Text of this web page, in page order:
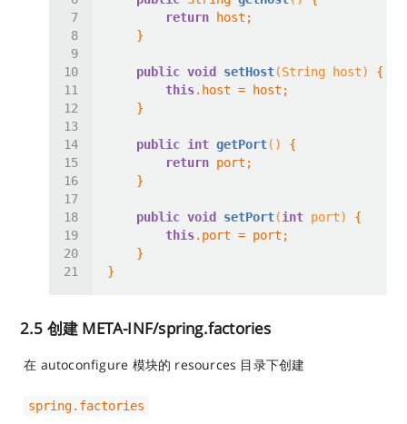
return
public void setHost(String host)
this
public int getPort()
return
public void setPort(int port)
this
2.5 创建 META-INF/spring.factories
​ 在 autoconfigure 模块的 resources 目录下创建
spring.factories